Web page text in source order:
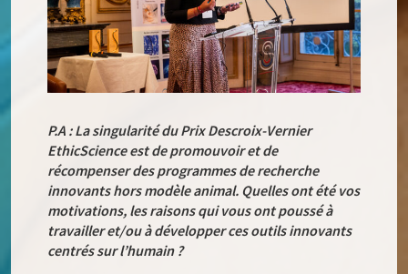
P.A : La singularité du Prix Descroix-Vernier
EthicScience est de promouvoir et de
récompenser des programmes de recherche
innovants hors modèle animal. Quelles ont été vos
motivations, les raisons qui vous ont poussé à
travailler et/ou à développer ces outils innovants
centrés sur l’humain ?